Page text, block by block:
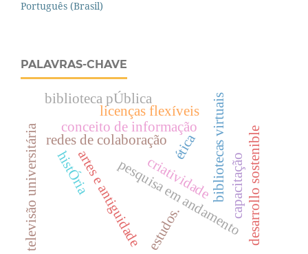
Português (Brasil)
PALAVRAS-CHAVE
redes de colaboração
pesquisa em andamento
estudos.
televisão universitária bibliotecas virtuais
artes e antiguidade
conceito de informação
licenças flexíveis
criatividade
histÓria capacitaçãodesarrollo sostenible
biblioteca pÚblica
ética